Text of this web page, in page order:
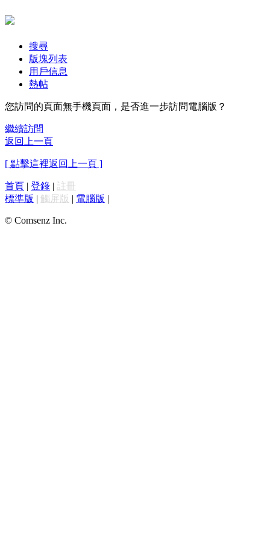
搜尋
版塊列表
用戶信息
熱帖
您訪問的頁面無手機頁面，是否進一步訪問電腦版？
繼續訪問
返回上一頁
[ 點擊這裡返回上一頁 ]
首頁 | 登錄 | 註冊
標準版 | 觸屏版 | 電腦版 |
© Comsenz Inc.